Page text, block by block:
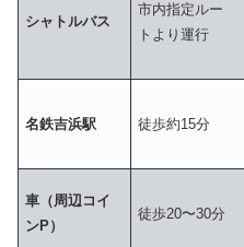
シャトルバス
市内指定ルー
トより運行
名鉄吉浜駅 徒歩約15分
車（周辺コイ
ンP）
徒歩20〜30分